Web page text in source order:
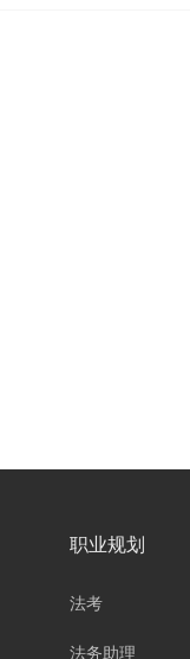
职业规划
法考
法务助理